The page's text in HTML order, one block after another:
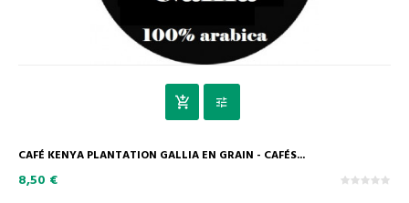
CAFÉ KENYA PLANTATION GALLIA EN GRAIN - CAFÉS...
8,50 €